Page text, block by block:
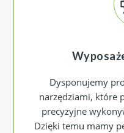
Dysponujemy
narzędziami, które
precyzyjne
Dzięki temu mamy